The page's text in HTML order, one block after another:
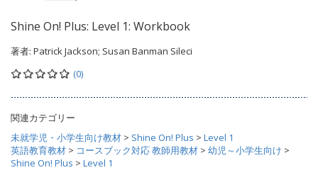
Shine On! Plus: Level 1: Workbook
著者: Patrick Jackson; Susan Banman Sileci
(0)
関連カテゴリー
未就学児・小学生向け教材 > Shine On! Plus > Level 1
英語教育教材 > コースブック対応 教師用教材 > 幼児～小学生向け >
Shine On! Plus > Level 1